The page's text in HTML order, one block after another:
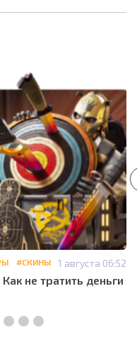
#СКИНЫ 1 августа 06:52
не тратить деньги